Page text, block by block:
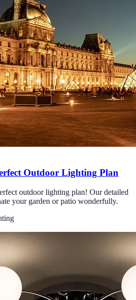
Outdoor Lighting Plan
outdoor lighting plan! Our detailed
your garden or patio wonderfully.